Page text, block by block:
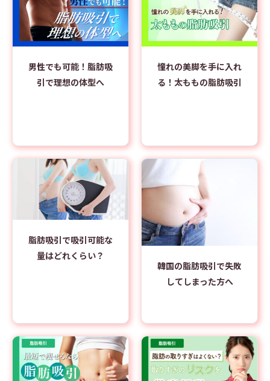
男性でも可能！脂肪吸
引で理想の体型へ
憧れの美脚を手に入れ
る！太ももの脂肪吸引
脂肪吸引で吸引可能な
量はどれくらい？
韓国の脂肪吸引で失敗
してしまった方へ